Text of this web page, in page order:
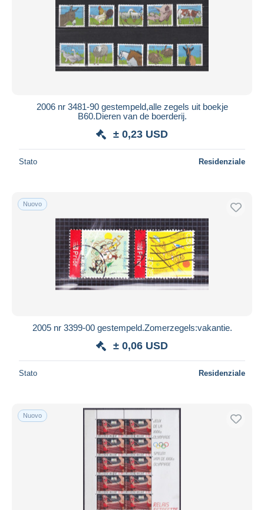
2006 nr 3481-90 gestempeld,alle zegels uit boekje
B60.Dieren van de boerderij.
± 0,23 USD
Stato Residenziale
Nuovo
2005 nr 3399-00 gestempeld.Zomerzegels:vakantie.
± 0,06 USD
Stato Residenziale
Nuovo